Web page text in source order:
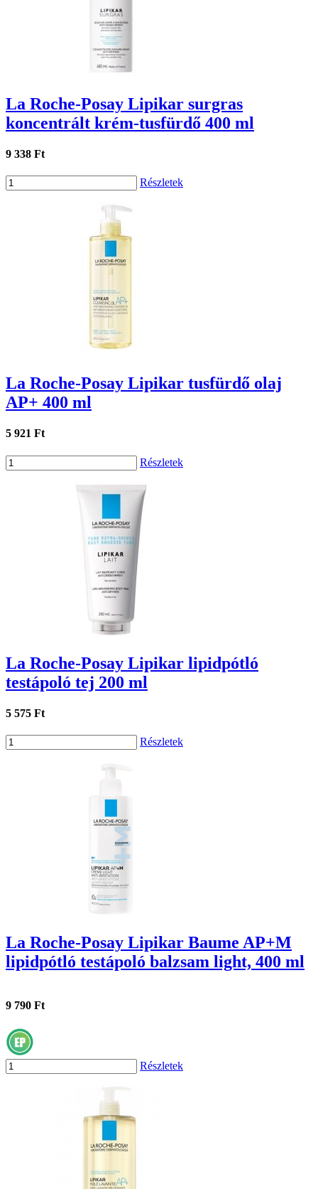
La Roche-Posay Lipikar surgras
koncentrált krém-tusfürdő 400 ml
9 338 Ft
Részletek
La Roche-Posay Lipikar tusfürdő olaj
AP+ 400 ml
5 921 Ft
Részletek
La Roche-Posay Lipikar lipidpótló
testápoló tej 200 ml
5 575 Ft
Részletek
La Roche-Posay Lipikar Baume AP+M
lipidpótló testápoló balzsam light, 400 ml
9 790 Ft
Részletek